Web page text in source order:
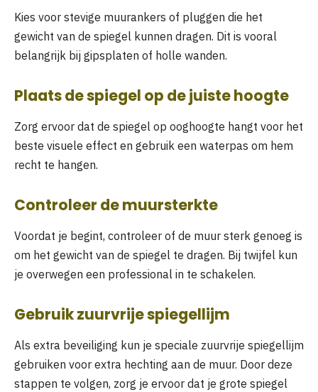
Kies voor stevige muurankers of pluggen die het
gewicht van de spiegel kunnen dragen. Dit is vooral
belangrijk bij gipsplaten of holle wanden.
Plaats de spiegel op de juiste hoogte
Zorg ervoor dat de spiegel op ooghoogte hangt voor het
beste visuele effect en gebruik een waterpas om hem
recht te hangen.
Controleer de muursterkte
Voordat je begint, controleer of de muur sterk genoeg is
om het gewicht van de spiegel te dragen. Bij twijfel kun
je overwegen een professional in te schakelen.
Gebruik zuurvrije spiegellijm
Als extra beveiliging kun je speciale zuurvrije spiegellijm
gebruiken voor extra hechting aan de muur. Door deze
stappen te volgen, zorg je ervoor dat je grote spiegel